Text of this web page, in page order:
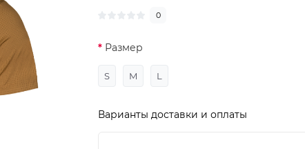
0
Размер
S M L
Варианты доставки и оплаты